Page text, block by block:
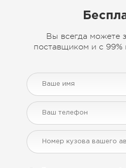
Вы всегда можете
поставщиком и с 99%